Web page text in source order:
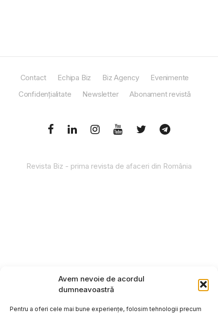
Avem nevoie de acordul
dumneavoastră
Pentru a oferi cele mai bune experiențe, folosim tehnologii precum
Contact Echipa Biz Biz Agency
Evenimente
Confidențialitate
Newsletter Abonament revistă
Revista Biz - prima revista de afaceri din România